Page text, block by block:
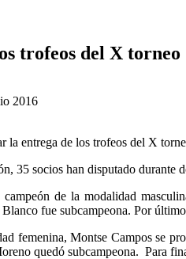
trofeos del X
2016
la entrega de los trofeos del X
35 socios han disputado durante
de la modalidad
fue subcampeona. Por
femenina, Montse Campos se
quedó subcampeona. Para